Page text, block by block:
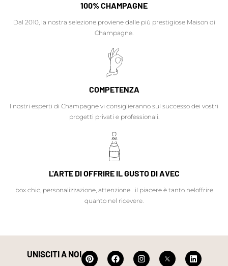
100% CHAMPAGNE
Dal 2010, la nostra selezione proviene dalle più prestigiose Maison di
Champagne.
COMPETENZA
I nostri esperti di Champagne vi consiglieranno sul successo dei vostri
progetti privati e professionali.
L'ARTE DI OFFRIRE IL GUSTO DI AVEC
box chic, personalizzazione, attenzione... il piacere è tanto neloffrire
quanto nel ricevere.
UNISCITI A NOI